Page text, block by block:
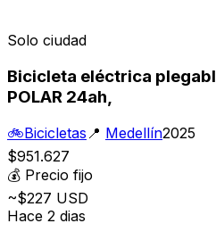
Solo ciudad
Bicicleta eléctrica
POLAR 24ah,
🚲Bicicletas 📍 Medellín2025
$951.627
💰 Precio fijo
~$227 USD
Hace 2 dias